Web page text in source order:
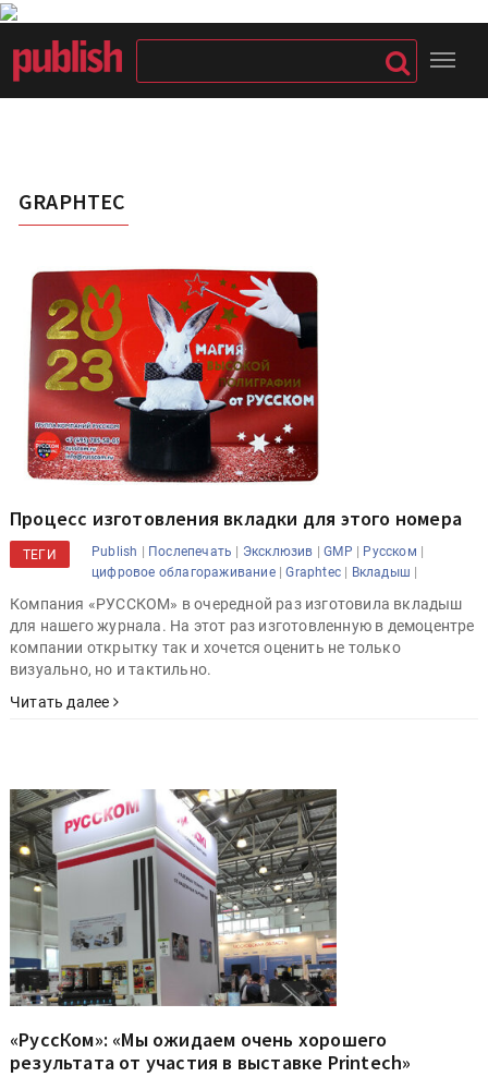
GRAPHTEC
Процесс изготовления вкладки для этого номера
ТЕГИ Publish | Послепечать | Эксклюзив |GMP | Русском |
цифровое облагораживание|Graphtec | Вкладыш |
Компания «РУССКОМ» в очередной раз изготовила вкладыш
для нашего журнала. На этот раз изготовленную в демоцентре
компании открытку так и хочется оценить не только
визуально, но и тактильно.
Читать далее
«РуссКом»: «Мы ожидаем очень хорошего
результата от участия в выставке Printech»